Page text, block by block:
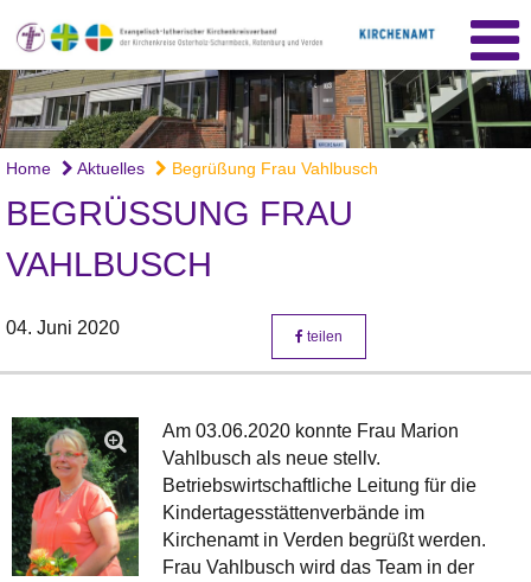
Home Aktuelles Begrüßung Frau Vahlbusch
BEGRÜSSUNG FRAU V
AHLBUSCH
04. Juni 2020 teilen
Am 03.06.2020 konnte Frau Marion
Vahlbusch als neue stellv.
Betriebswirtschaftliche Leitung für die
Kindertagesstättenverbände im
Kirchenamt in Verden begrüßt werden.
Frau Vahlbusch wird das Team in der